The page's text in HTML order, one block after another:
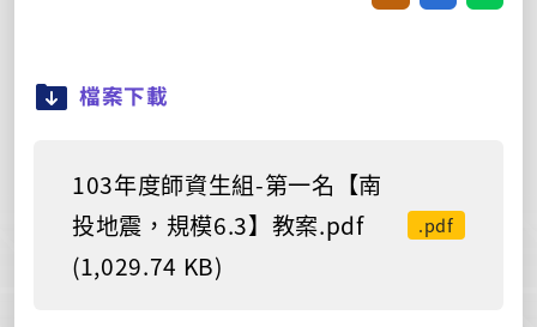
檔案下載
103年度師資生組-第一名【南
投地震，規模6.3】教案.pdf
(1,029.74 KB)
.pdf